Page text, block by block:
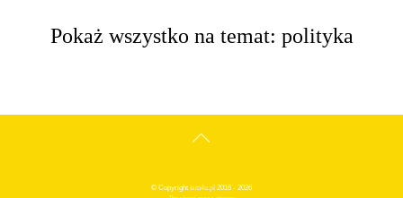
Pokaż wszystko na temat: polityka
© Copyright iam4u.pl 2016 - 2026